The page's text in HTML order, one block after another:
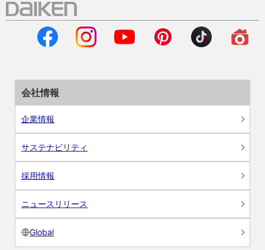
会社情報
企業情報
サステナビリティ
採用情報
ニュースリリース
Global